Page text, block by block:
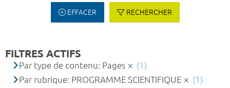
EFFACER RECHERCHER
FILTRES ACTIFS
Par type de contenu: Pages
(1)
Par rubrique: PROGRAMME SCIENTIFIQUE
(1)